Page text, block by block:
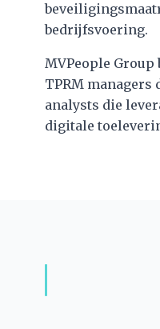
bedrijfsvoering.
MVPeople
TPRM
analysts die
digitale